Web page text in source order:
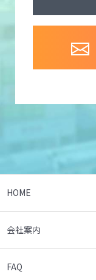
HOME
会社案内
FAQ